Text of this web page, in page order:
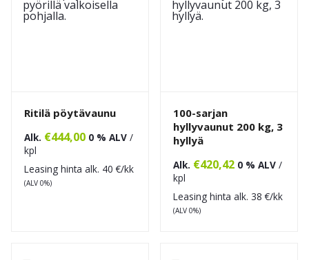
Ritilä pöytävaunu
Alk. €444,00 0 % ALV /
kpl
Leasing hinta alk. 40 €/kk
(ALV 0%)
100-sarjan
hyllyvaunut 200 kg, 3
hyllyä
Alk. €420,42 0 % ALV /
kpl
Leasing hinta alk. 38 €/kk
(ALV 0%)